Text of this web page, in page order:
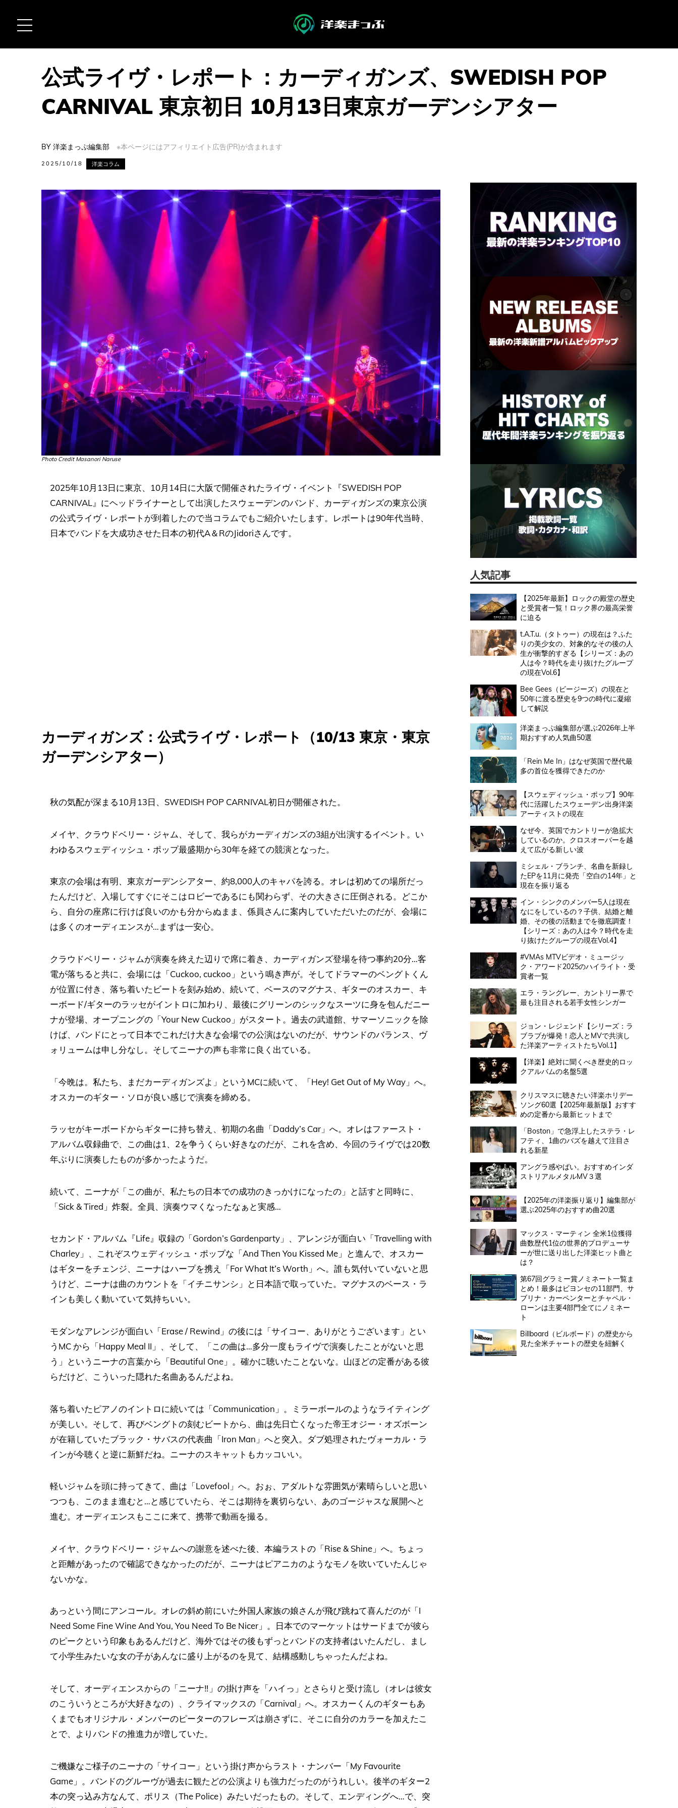
公式ライヴ・レポート：カーディガンズ、SWEDISH POP
CARNIVAL 東京初日 10月13日東京ガーデンシアター
BY 洋楽まっぷ編集部 ※本ページにはアフィリエイト広告(PR)が含まれます
2025/10/18 洋楽コラム
Photo Credit Masanori Naruse
2025年10月13日に東京、10月14日に大阪で開催されたライヴ・イベント『SWEDISH POP
CARNIVAL』にヘッドライナーとして出演したスウェーデンのバンド、カーディガンズの東京公演
の公式ライヴ・レポートが到着したので当コラムでもご紹介いたします。レポートは90年代当時、
日本でバンドを大成功させた日本の初代A＆RのJidoriさんです。
カーディガンズ：公式ライヴ・レポート（10/13 東京・東京
ガーデンシアター）
秋の気配が深まる10月13日、SWEDISH POP CARNIVAL初日が開催された。
メイヤ、クラウドベリー・ジャム、そして、我らがカーディガンズの3組が出演するイベント。い
わゆるスウェディッシュ・ポップ最盛期から30年を経ての競演となった。
東京の会場は有明、東京ガーデンシアター、約8,000人のキャパを誇る。オレは初めての場所だっ
たんだけど、入場してすぐにそこはロビーであるにも関わらず、その大きさに圧倒される。どこか
ら、自分の座席に行けば良いのかも分からぬまま、係員さんに案内していただいたのだが、会場に
は多くのオーディエンスが…まずは一安心。
クラウドベリー・ジャムが演奏を終えた辺りで席に着き、カーディガンズ登場を待つ事約20分…客
電が落ちると共に、会場には「Cuckoo, cuckoo」という鳴き声が。そしてドラマーのベングトくん
が位置に付き、落ち着いたビートを刻み始め、続いて、ベースのマグナス、ギターのオスカー、キ
ーボード/ギターのラッセがイントロに加わり、最後にグリーンのシックなスーツに身を包んだニー
ナが登場、オープニングの「Your New Cuckoo」がスタート。過去の武道館、サマーソニックを除
けば、バンドにとって日本でこれだけ大きな会場での公演はないのだが、サウンドのバランス、ヴ
ォリュームは申し分なし。そしてニーナの声も非常に良く出ている。
「今晩は。私たち、まだカーディガンズよ」というMCに続いて、「Hey! Get Out of My Way」へ。
オスカーのギター・ソロが良い感じで演奏を締める。
ラッセがキーボードからギターに持ち替え、初期の名曲「Daddy’s Car」へ。オレはファースト・
アルバム収録曲で、この曲は1、2を争うくらい好きなのだが、これを含め、今回のライヴでは20数
年ぶりに演奏したものが多かったようだ。
続いて、ニーナが「この曲が、私たちの日本での成功のきっかけになったの」と話すと同時に、
「Sick & Tired」炸裂。全員、演奏ウマくなったなぁと実感…
セカンド・アルバム『Life』収録の「Gordon’s Gardenparty」、アレンジが面白い「Travelling with
Charley」、これぞスウェディッシュ・ポップな「And Then You Kissed Me」と進んで、オスカー
はギターをチェンジ、ニーナはハープを携え「For What It’s Worth」へ。誰も気付いていないと思
うけど、ニーナは曲のカウントを「イチニサンシ」と日本語で取っていた。マグナスのベース・ラ
インも美しく動いていて気持ちいい。
モダンなアレンジが面白い「Erase / Rewind」の後には「サイコー、ありがとうございます」とい
うMC から「Happy Meal II」、そして、「この曲は…多分一度もライヴで演奏したことがないと思
う」というニーナの言葉から「Beautiful One」。確かに聴いたことないな。山ほどの定番がある彼
らだけど、こういった隠れた名曲あるんだよね。
落ち着いたピアノのイントロに続いては「Communication」。ミラーボールのようなライティング
が美しい。そして、再びベングトの刻むビートから、曲は先日亡くなった帝王オジー・オズボーン
が在籍していたブラック・サバスの代表曲「Iron Man」へと突入。ダブ処理されたヴォーカル・ラ
インが今聴くと逆に新鮮だね。ニーナのスキャットもカッコいい。
軽いジャムを頭に持ってきて、曲は「Lovefool」へ。おぉ、アダルトな雰囲気が素晴らしいと思い
つつも、このまま進むと…と感じていたら、そこは期待を裏切らない、あのゴージャスな展開へと
進む。オーディエンスもここに来て、携帯で動画を撮る。
メイヤ、クラウドベリー・ジャムへの謝意を述べた後、本編ラストの「Rise & Shine」へ。ちょっ
と距離があったので確認できなかったのだが、ニーナはピアニカのようなモノを吹いていたんじゃ
ないかな。
あっという間にアンコール。オレの斜め前にいた外国人家族の娘さんが飛び跳ねて喜んだのが「I
Need Some Fine Wine And You, You Need To Be Nicer」。日本でのマーケットはサードまでが彼ら
のピークという印象もあるんだけど、海外ではその後もずっとバンドの支持者はいたんだし、まし
て小学生みたいな女の子があんなに盛り上がるのを見て、結構感動しちゃったんだよね。
そして、オーディエンスからの「ニーナ‼︎」の掛け声を「ハイっ」とさらりと受け流し（オレは彼女
のこういうところが大好きなの）、クライマックスの「Carnival」へ。オスカーくんのギターもあ
くまでもオリジナル・メンバーのピーターのフレーズは崩さずに、そこに自分のカラーを加えたこ
とで、よりバンドの推進力が増していた。
ご機嫌なご様子のニーナの「サイコー」という掛け声からラスト・ナンバー「My Favourite
Game」。バンドのグルーヴが過去に観たどの公演よりも強力だったのがうれしい。後半のギター2
本の突っ込み方なんて、ポリス（The Police）みたいだったもの。そして、エンディングへ…で、突
人気記事
【2025年最新】ロックの殿堂の歴史
と受賞者一覧！ロック界の最高栄誉
に迫る
t.A.T.u.（タトゥー）の現在は？ふた
りの美少女の、対象的なその後の人
生が衝撃的すぎる【シリーズ：あの
人は今？時代を走り抜けたグループ
の現在Vol.6】
Bee Gees（ビージーズ）の現在と
50年に渡る歴史を9つの時代に凝縮
して解説
洋楽まっぷ編集部が選ぶ2026年上半
期おすすめ人気曲50選
「Rein Me In」はなぜ英国で歴代最
多の首位を獲得できたのか
【スウェディッシュ・ポップ】90年
代に活躍したスウェーデン出身洋楽
アーティストの現在
なぜ今、英国でカントリーが急拡大
しているのか。クロスオーバーを越
えて広がる新しい波
ミシェル・ブランチ、名曲を新録し
たEPを11月に発売「空白の14年」と
現在を振り返る
イン・シンクのメンバー5人は現在
なにをしているの？子供、結婚と離
婚、その後の活動までを徹底調査！
【シリーズ：あの人は今？時代を走
り抜けたグループの現在Vol.4】
#VMAs MTVビデオ・ミュージッ
ク・アワード2025のハイライト・受
賞者一覧
エラ・ラングレー、カントリー界で
最も注目される若手女性シンガー
ジョン・レジェンド【シリーズ：ラ
ブラブが爆発！恋人とMVで共演し
た洋楽アーティストたちVol.1】
【洋楽】絶対に聞くべき歴史的ロッ
クアルバムの名盤5選
クリスマスに聴きたい洋楽ホリデー
ソング60選【2025年最新版】おすす
めの定番から最新ヒットまで
「Boston」で急浮上したステラ・レ
フティ、1曲のバズを越えて注目さ
れる新星
アングラ感やばい。おすすめインダ
ストリアルメタルMV３選
【2025年の洋楽振り返り】編集部が
選ぶ2025年のおすすめ曲20選
マックス・マーティン 全米1位獲得
曲数歴代1位の世界的プロデューサ
ーが世に送り出した洋楽ヒット曲と
は？
第67回グラミー賞ノミネート一覧ま
とめ！最多はビヨンセの11部門、サ
ブリナ・カーペンターとチャペル・
ローンは主要4部門全てにノミネー
ト
Billboard（ビルボード）の歴史から
見た全米チャートの歴史を紐解く